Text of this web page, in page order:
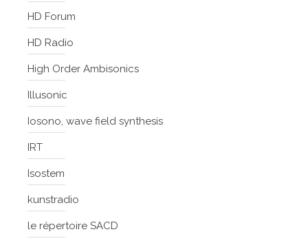
HD Forum
HD Radio
High Order Ambisonics
Illusonic
Iosono, wave field synthesis
IRT
Isostem
kunstradio
le répertoire SACD